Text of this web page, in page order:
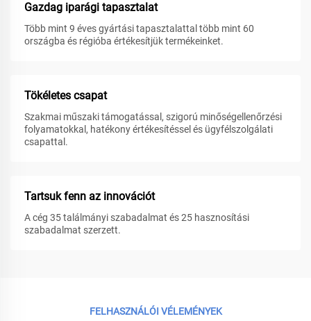
Gazdag iparági tapasztalat
Több mint 9 éves gyártási tapasztalattal több mint 60
országba és régióba értékesítjük termékeinket.
Tökéletes csapat
Szakmai műszaki támogatással, szigorú minőségellenőrzési
folyamatokkal, hatékony értékesítéssel és ügyfélszolgálati
csapattal.
Tartsuk fenn az innovációt
A cég 35 találmányi szabadalmat és 25 hasznosítási
szabadalmat szerzett.
FELHASZNÁLÓI VÉLEMÉNYEK